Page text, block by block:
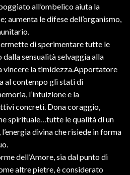
all’ombelico aiuta la
aumenta le difese dell’organismo,
di sperimentare tutte le
dalla sensualità selvaggia alla
vincere la timidezza.Apportatore
al contempo gli stati di
l’intuizione e la
concreti. Dona coraggio,
spirituale…tutte le qualità di un
divina che risiede in forma
dell’Amore, sia dal punto di
altre pietre, è considerato